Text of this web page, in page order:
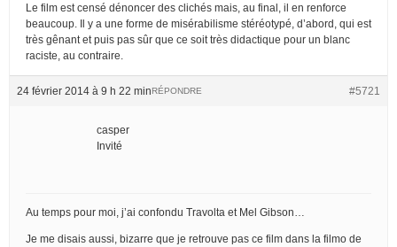
Le film est censé dénoncer des clichés mais, au final, il en renforce
beaucoup. Il y a une forme de misérabilisme stéréotypé, d’abord, qui est
très gênant et puis pas sûr que ce soit très didactique pour un blanc
raciste, au contraire.
24 février 2014 à 9 h 22 min #5721
RÉPONDRE
casper
Invité
Au temps pour moi, j’ai confondu Travolta et Mel Gibson…
Je me disais aussi, bizarre que je retrouve pas ce film dans la filmo de